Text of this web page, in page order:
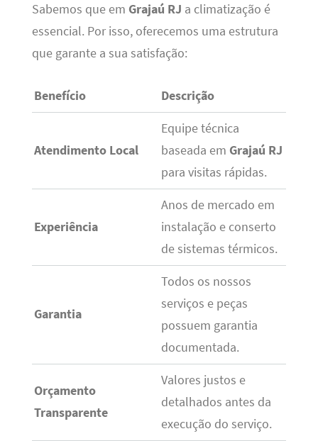
Sabemos que em Grajaú RJ a climatização é
essencial. Por isso, oferecemos uma estrutura
que garante a sua satisfação:
Benefício Descrição
Atendimento Local
Equipe técnica
baseada em Grajaú RJ
para visitas rápidas.
Experiência
Anos de mercado em
instalação e conserto
de sistemas térmicos.
Garantia
Todos os nossos
serviços e peças
possuem garantia
documentada.
Orçamento
Transparente
Valores justos e
detalhados antes da
execução do serviço.